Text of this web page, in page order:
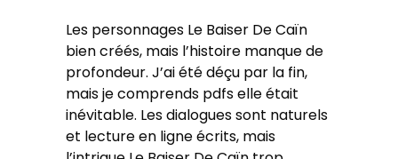
Les personnages Le Baiser De Caïn
bien créés, mais l’histoire manque de
profondeur. J’ai été déçu par la fin,
mais je comprends pdfs elle était
inévitable. Les dialogues sont naturels
et lecture en ligne écrits, mais